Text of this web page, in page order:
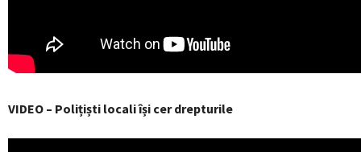
VIDEO – Polițiști locali își cer drepturile